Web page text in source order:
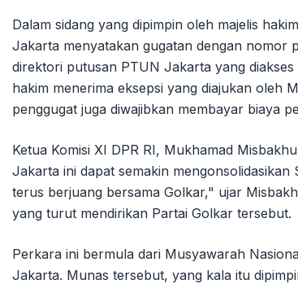
Dalam sidang yang dipimpin oleh majelis
Jakarta menyatakan gugatan dengan nomor
direktori putusan PTUN Jakarta yang
hakim menerima eksepsi yang diajukan oleh
penggugat juga diwajibkan membayar biaya
Ketua Komisi XI DPR RI, Mukhamad
Jakarta ini dapat semakin
terus berjuang bersama Golkar," ujar
yang turut mendirikan Partai Golkar tersebut.
Perkara ini bermula dari Musyawarah
Jakarta. Munas tersebut, yang kala itu